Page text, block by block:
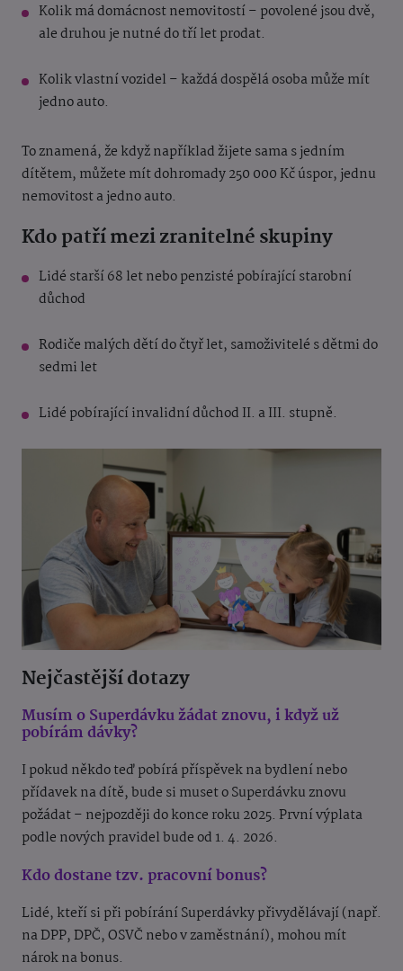
Kolik má domácnost nemovitostí – povolené jsou dvě,
ale druhou je nutné do tří let prodat.
Kolik vlastní vozidel – každá dospělá osoba může mít
jedno auto.
To znamená, že když například žijete sama s jedním
dítětem, můžete mít dohromady 250 000 Kč úspor, jednu
nemovitost a jedno auto.
Kdo patří mezi zranitelné skupiny
Lidé starší 68 let nebo penzisté pobírající starobní
důchod
Rodiče malých dětí do čtyř let, samoživitelé s dětmi do
sedmi let
Lidé pobírající invalidní důchod II. a III. stupně.
Nejčastější dotazy
Musím o Superdávku žádat znovu, i když už
pobírám dávky?
I pokud někdo teď pobírá příspěvek na bydlení nebo
přídavek na dítě, bude si muset o Superdávku znovu
požádat – nejpozději do konce roku 2025. První výplata
podle nových pravidel bude od 1. 4. 2026.
Kdo dostane tzv. pracovní bonus?
Lidé, kteří si při pobírání Superdávky přivydělávají (např.
na DPP, DPČ, OSVČ nebo v zaměstnání), mohou mít
nárok na bonus.